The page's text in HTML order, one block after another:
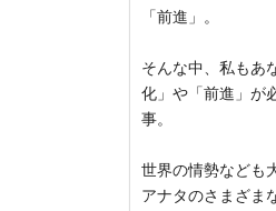
「前進」。
そんな中、私もあ
化」や「前進」が
事。
世界の情勢なども
アナタのさまざま